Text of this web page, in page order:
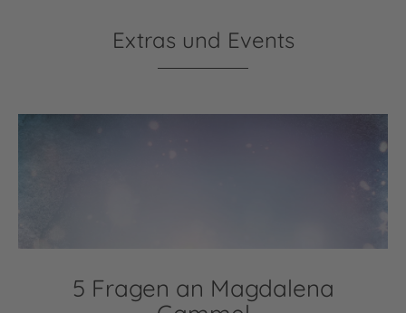
Extras und Events
5 Fragen an Magdalena